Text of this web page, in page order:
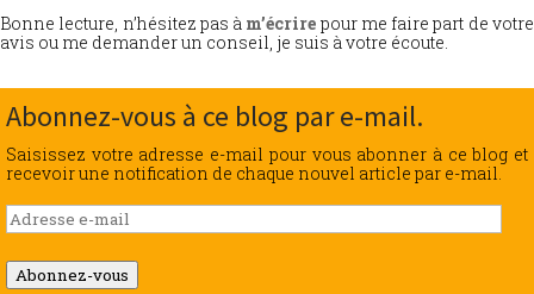
Bonne lecture, n’hésitez pas à m’écrire pour me faire part de votre
avis ou me demander un conseil, je suis à votre écoute.
Abonnez-vous à ce blog par e-mail.
Saisissez votre adresse e-mail pour vous abonner à ce blog et
recevoir une notification de chaque nouvel article par e-mail.
Adresse
e-
mail
Abonnez-vous